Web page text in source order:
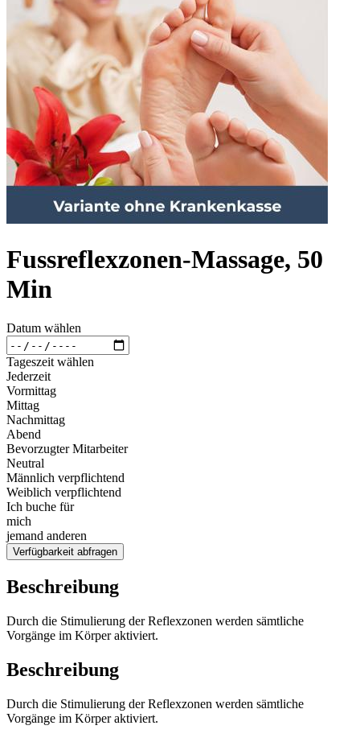
Fussreflexzonen-Massage, 50
Min
Datum wählen
Tageszeit wählen
Jederzeit
Vormittag
Mittag
Nachmittag
Abend
Bevorzugter Mitarbeiter
Neutral
Männlich verpflichtend
Weiblich verpflichtend
Ich buche für
mich
jemand anderen
Verfügbarkeit abfragen
Beschreibung
Durch die Stimulierung der Reflexzonen werden sämtliche
Vorgänge im Körper aktiviert.
Beschreibung
Durch die Stimulierung der Reflexzonen werden sämtliche
Vorgänge im Körper aktiviert.